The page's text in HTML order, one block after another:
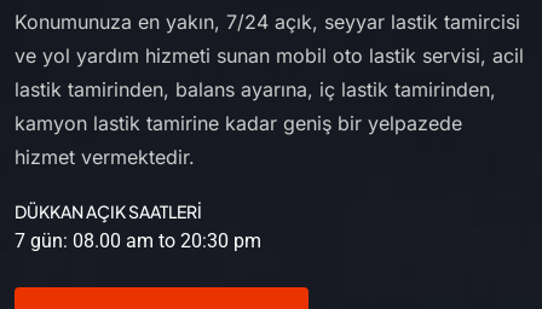
Konumunuza en yakın, 7/24 açık, seyyar lastik tamircisi
ve yol yardım hizmeti sunan mobil oto lastik servisi, acil
lastik tamirinden, balans ayarına, iç lastik tamirinden,
kamyon lastik tamirine kadar geniş bir yelpazede
hizmet vermektedir.
DÜKKAN AÇIK SAATLERİ
7 gün: 08.00 am to 20:30 pm